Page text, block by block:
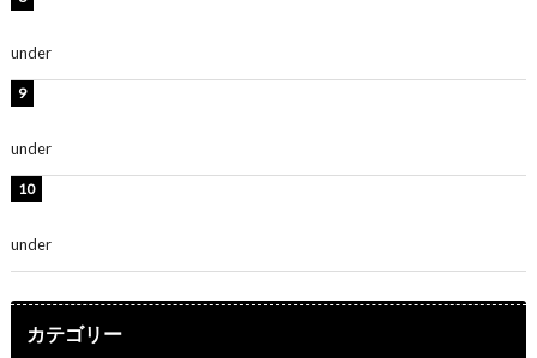
under
under
under
カテゴリー